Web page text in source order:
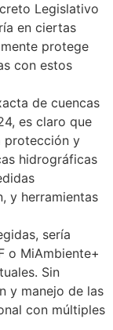
Legislativo
en ciertas
protege
con estos
de cuencas
es claro que
protección y
hidrográficas
y herramientas
sería
o MiAmbiente+
Sin
y manejo de las
con múltiples